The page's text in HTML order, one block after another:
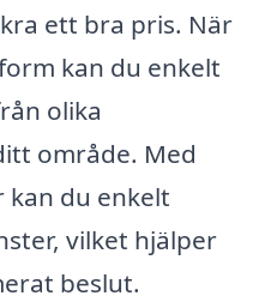
ett bra pris. När
kan du enkelt
olika
område. Med
kan du enkelt
vilket hjälper
beslut.